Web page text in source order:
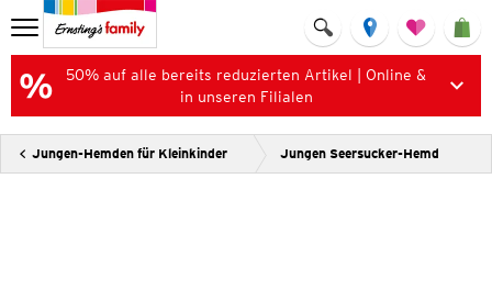
50% auf alle bereits reduzierten Artikel | Online &
in unseren Filialen
Jungen-Hemden für Kleinkinder Jungen Seersucker-Hemd